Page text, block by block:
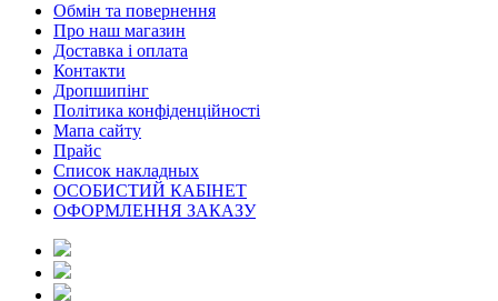
Обмін та повернення
Про наш магазин
Доставка і оплата
Контакти
Дропшипінг
Політика конфіденційності
Мапа сайту
Прайс
Список накладных
ОСОБИСТИЙ КАБІНЕТ
ОФОРМЛЕННЯ ЗАКАЗУ